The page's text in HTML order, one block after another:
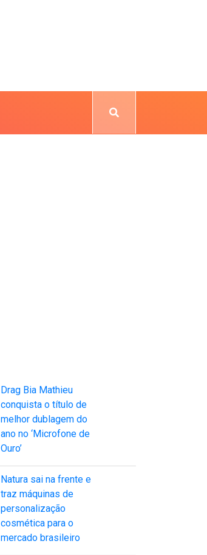
Drag Bia Mathieu
conquista o título de
melhor dublagem do
ano no ‘Microfone de
Ouro’
Natura sai na frente e
traz máquinas de
personalização
cosmética para o
mercado brasileiro